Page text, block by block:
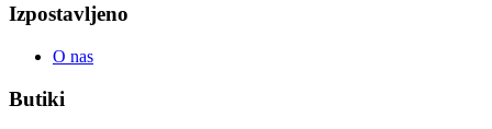
Izpostavljeno
O nas
Butiki